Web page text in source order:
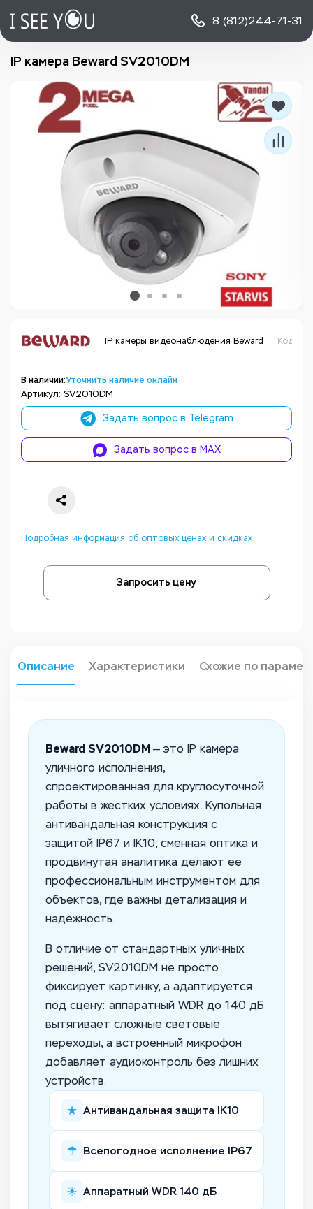
8 (812)244-71-31
IP камера Beward SV2010DM
IP камеры видеонаблюдения Beward Код
В наличии:Уточнить наличие онлайн
Артикул: SV2010DM
Задать вопрос в Telegram
Задать вопрос в MAX
Подробная информация об оптовых ценах и скидках
Запросить цену
Описание Характеристики Схожие по
Beward SV2010DM — это IP камера
уличного исполнения,
спроектированная для круглосуточной
работы в жестких условиях. Купольная
антивандальная конструкция с
защитой IP67 и IK10, сменная оптика и
продвинутая аналитика делают ее
профессиональным инструментом для
объектов, где важны детализация и
надежность.
В отличие от стандартных уличных
решений, SV2010DM не просто
фиксирует картинку, а адаптируется
под сцену: аппаратный WDR до 140 дБ
вытягивает сложные световые
переходы, а встроенный микрофон
добавляет аудиоконтроль без лишних
устройств.
★ Антивандальная защита IK10
☂ Всепогодное исполнение IP67
☀ Аппаратный WDR 140 дБ